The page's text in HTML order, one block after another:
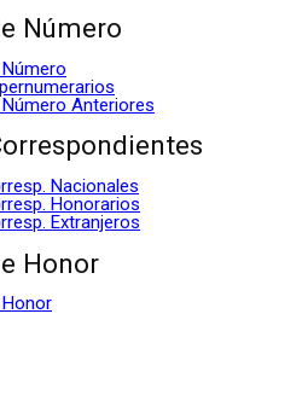
Número
Anteriores
Nacionales
Honorarios
Extranjeros
Honor